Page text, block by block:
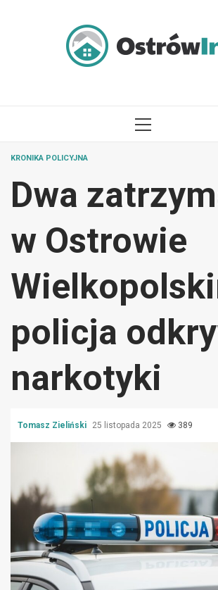
PRIMARY
KRONIKA POLICYJNA
Dwa
w Ostrowie
policja
narkotyki
Tomasz Zieliński 25 listopada 2025 389